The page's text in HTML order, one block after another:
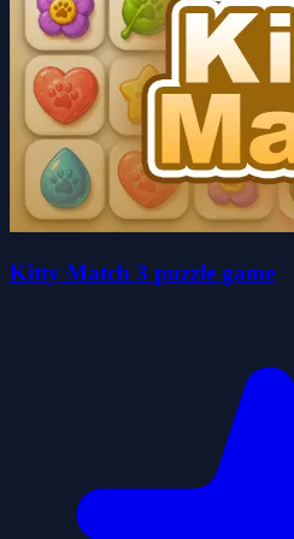
Kitty Match 3 puzzle game